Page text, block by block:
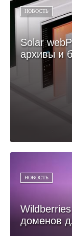
НОВОСТЬ
Solar
архивы и
НОВОСТЬ
доменов